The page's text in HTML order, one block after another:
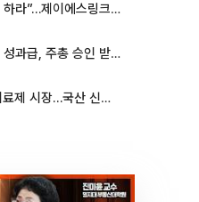
트럼프 “자석 사업을 하라”…제이에스링크, 비중국 영구자석 공급망 구축 속도
김정관 장관 “반도체 성과급, 주총 승인 받도록”…상법·자본시장법 개정 시사
‘레켐비’ 독주 치매 치료제 시장…국산 신약 등장하나